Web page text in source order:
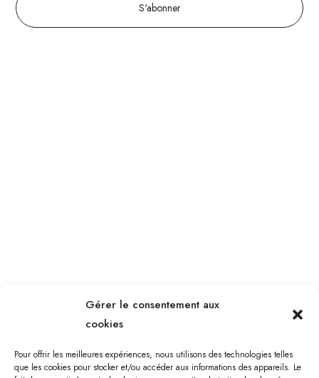
Gérer le consentement aux
cookies
Pour offrir les meilleures expériences, nous utilisons des technologies telles
que les cookies pour stocker et/ou accéder aux informations des appareils. Le
S'abonner